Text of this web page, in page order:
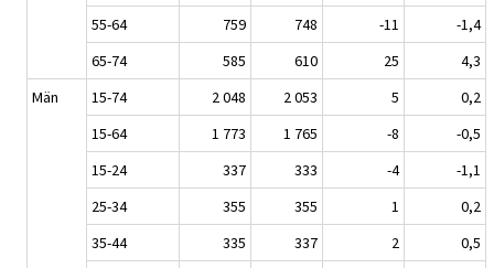
55-64
759 748 -11
-1,4
65-74
585 610 25
4,3
Män
15-74 2 048 2 053 5
0,2
15-64
1 773 1 765 -8
-0,5
15-24
337 333 -4
-1,1
25-34
355 355 1
0,2
35-44
335 337 2
0,5